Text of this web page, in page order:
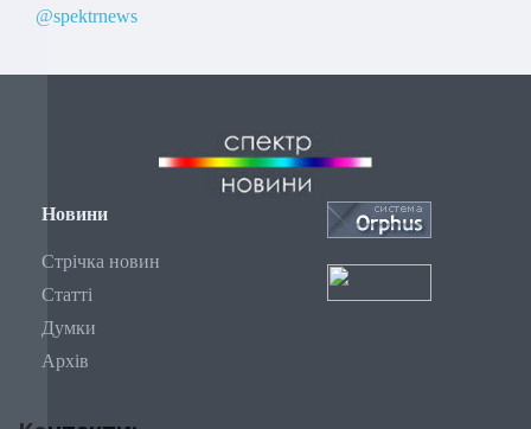
@spektrnews
Новини
Стрічка новин
Статті
Думки
Архів